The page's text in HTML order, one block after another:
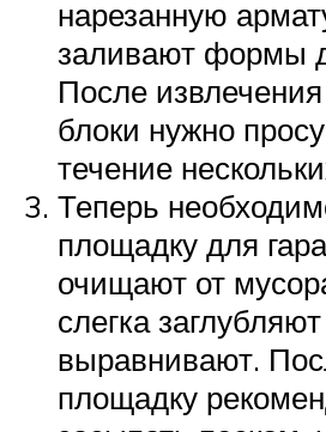
нарезанную
заливают формы
После
блоки нужно
течение
Теперь
площадку для
очищают от
слегка
выравнивают.
площадку